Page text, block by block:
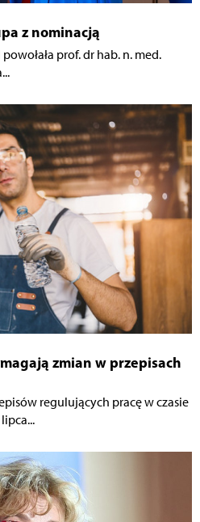
z nominacją
prof. dr hab. n. med.
zmian w przepisach
regulujących pracę w czasie